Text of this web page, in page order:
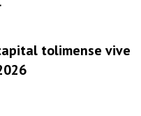
tolimense vive